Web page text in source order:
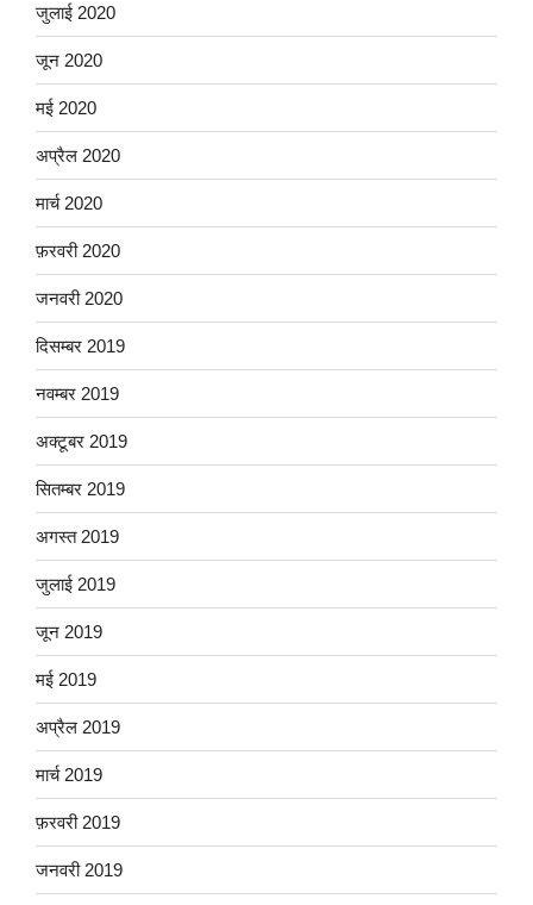
जुलाई 2020
जून 2020
मई 2020
अप्रैल 2020
मार्च 2020
फ़रवरी 2020
जनवरी 2020
दिसम्बर 2019
नवम्बर 2019
अक्टूबर 2019
सितम्बर 2019
अगस्त 2019
जुलाई 2019
जून 2019
मई 2019
अप्रैल 2019
मार्च 2019
फ़रवरी 2019
जनवरी 2019